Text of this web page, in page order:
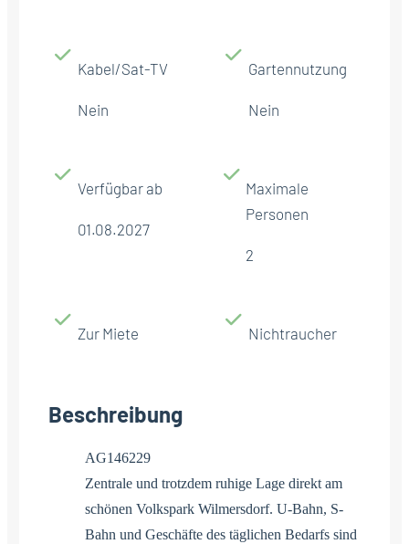
Kabel/Sat-TV
Nein
Gartennutzung
Nein
Verfügbar ab
01.08.2027
Maximale
Personen
2
Zur Miete Nichtraucher
Beschreibung
AG146229
Zentrale und trotzdem ruhige Lage direkt am
schönen Volkspark Wilmersdorf. U-Bahn, S-
Bahn und Geschäfte des täglichen Bedarfs sind